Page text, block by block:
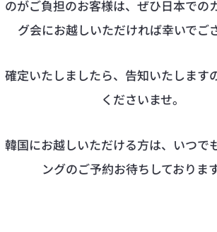
のがご負担のお客様は、ぜひ日本での
グ会にお越しいただければ幸いでご
確定いたしましたら、告知いたします
くださいませ。
韓国にお越しいただける方は、いつで
ングのご予約お待ちしておりま